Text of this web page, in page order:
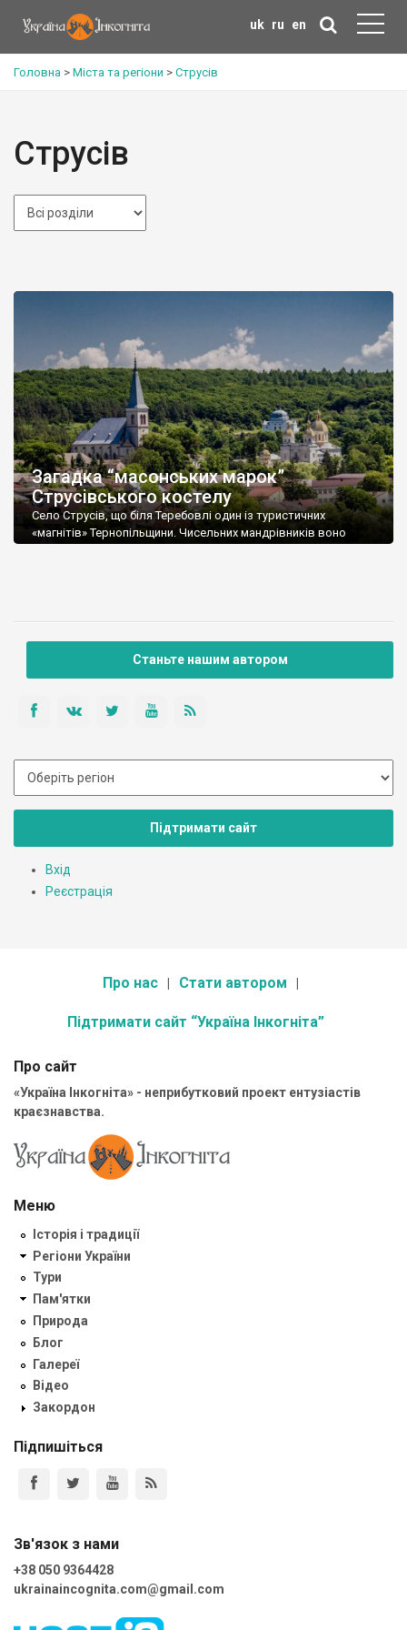
uk ru en
Головна > Міста та регіони > Струсів
Струсів
Загадка “масонських марок”
Струсівського костелу
Село Струсів, що біля Теребовлі один із туристичних
«магнітів» Тернопільщини. Чисельних мандрівників воно
стрімкий шпиль костелу святого Антонія і Матері Божої
Станьте нашим автором
Підтримати сайт
Вхід
Реєстрація
Про нас Стати автором
Підтримати сайт “Україна Інкогніта”
Про сайт
«Україна Інкогніта» - неприбутковий проект ентузіастів
краєзнавства.
Меню
Історія і традиції
Регіони України
Тури
Пам'ятки
Природа
Блог
Галереї
Відео
Закордон
Підпишіться
Зв'язок з нами
+38 050 9364428
ukrainaincognita.com@gmail.com